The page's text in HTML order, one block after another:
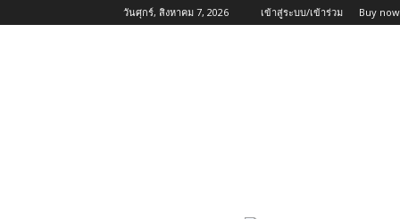
วันศุกร์, สิงหาคม 7, 2026 เข้าสู่ระบบ/เข้าร่วม Buy